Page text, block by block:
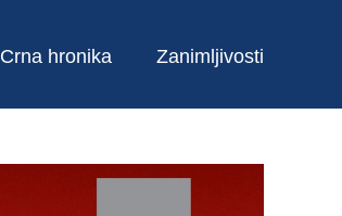
Crna hronika Zanimljivosti